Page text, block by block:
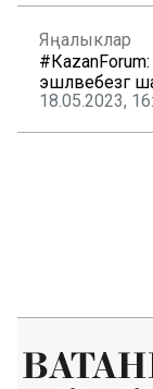
Яңалыклар
#КаzanForum:
эшләвебезгә
18.05.2023,